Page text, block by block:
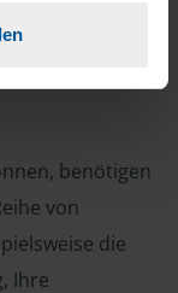
benötigen
von
die
Ihre